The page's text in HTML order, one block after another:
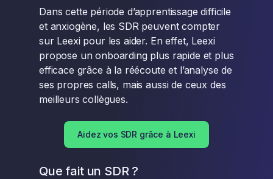
Dans cette période d’apprentissage difficile
et anxiogène, les SDR peuvent compter
sur Leexi pour les aider. En effet, Leexi
propose un onboarding plus rapide et plus
efficace grâce à la réécoute et l’analyse de
ses propres calls, mais aussi de ceux des
meilleurs collègues.
Aidez vos SDR grâce à Leexi
Que fait un SDR ?